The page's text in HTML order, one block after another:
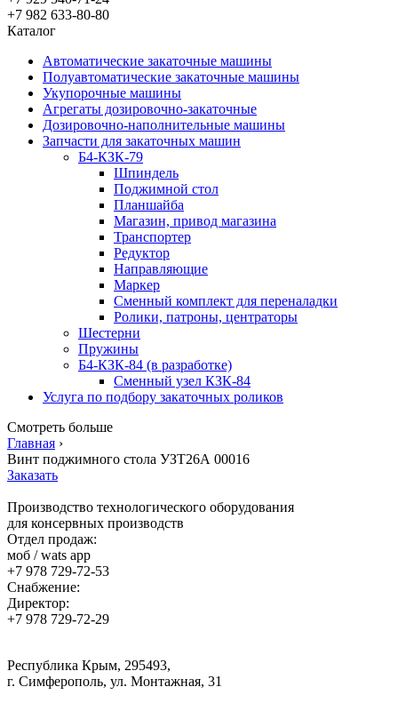
+7 982 633-80-80
Каталог
Автоматические закаточные машины
Полуавтоматические закаточные машины
Укупорочные машины
Агрегаты дозировочно-закаточные
Дозировочно-наполнительные машины
Запчасти для закаточных машин
Б4-КЗК-79
Шпиндель
Поджимной стол
Планшайба
Магазин, привод магазина
Транспортер
Редуктор
Направляющие
Маркер
Сменный комплект для переналадки
Ролики, патроны, центраторы
Шестерни
Пружины
Б4-КЗК-84 (в разработке)
Сменный узел КЗК-84
Услуга по подбору закаточных роликов
Смотреть больше
Главная ›
Винт поджимного стола УЗТ26А 00016
Заказать
Производство технологического оборудования
для консервных производств
Отдел продаж:
моб / wats app
+7 978 729-72-53
Снабжение:
Директор:
+7 978 729-72-29
Республика Крым, 295493,
г. Симферополь, ул. Монтажная, 31